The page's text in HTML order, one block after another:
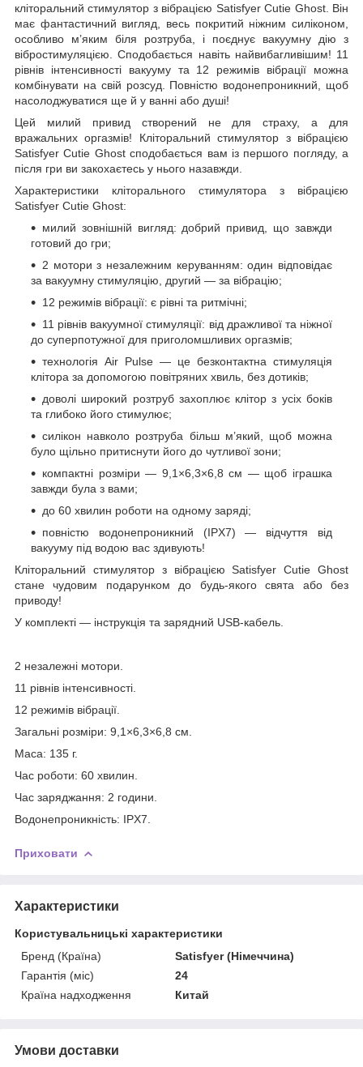
кліторальний стимулятор з вібрацією Satisfyer Cutie Ghost. Він
має фантастичний вигляд, весь покритий ніжним силіконом,
особливо м’яким біля розтруба, і поєднує вакуумну дію з
вібростимуляцією. Сподобається навіть найвибагливішим! 11
рівнів інтенсивності вакууму та 12 режимів вібрації можна
комбінувати на свій розсуд. Повністю водонепроникний, щоб
насолоджуватися ще й у ванні або душі!
Цей милий привид створений не для страху, а для
вражальних оргазмів! Кліторальний стимулятор з вібрацією
Satisfyer Cutie Ghost сподобається вам із першого погляду, а
після гри ви закохаєтесь у нього назавжди.
Характеристики кліторального стимулятора з вібрацією
Satisfyer Cutie Ghost:
милий зовнішній вигляд: добрий привид, що завжди
готовий до гри;
2 мотори з незалежним керуванням: один відповідає
за вакуумну стимуляцію, другий — за вібрацію;
12 режимів вібрації: є рівні та ритмічні;
11 рівнів вакуумної стимуляції: від дражливої ​​та ніжної
до суперпотужної для приголомшливих оргазмів;
технологія Air Pulse — це безконтактна стимуляція
клітора за допомогою повітряних хвиль, без дотиків;
доволі широкий розтруб захоплює клітор з усіх боків
та глибоко його стимулює;
силікон навколо розтруба більш м’який, щоб можна
було щільно притиснути його до чутливої ​​зони;
компактні розміри — 9,1×6,3×6,8 см — щоб іграшка
завжди була з вами;
до 60 хвилин роботи на одному заряді;
повністю водонепроникний (IPX7) — відчуття від
вакууму під водою вас здивують!
Кліторальний стимулятор з вібрацією Satisfyer Cutie Ghost
стане чудовим подарунком до будь-якого свята або без
приводу!
У комплекті — інструкція та зарядний USB-кабель.
2 незалежні мотори.
11 рівнів інтенсивності.
12 режимів вібрації.
Загальні розміри: 9,1×6,3×6,8 см.
Маса: 135 г.
Час роботи: 60 хвилин.
Час заряджання: 2 години.
Водонепроникність: IPX7.
Приховати
Характеристики
Користувальницькі характеристики
Бренд (Країна)
Satisfyer (Німеччина)
Гарантія (міс)
24
Країна надходження
Китай
Умови доставки